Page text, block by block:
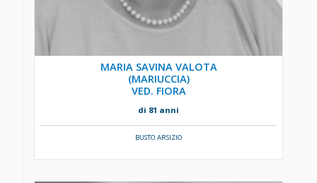
MARIA SAVINA VALOTA
(MARIUCCIA)
VED. FIORA
di 81 anni
BUSTO ARSIZIO